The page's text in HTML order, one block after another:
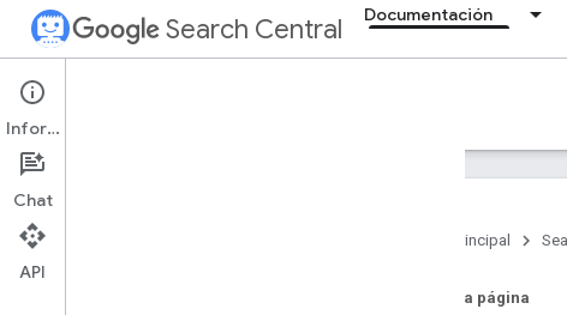
Search Central Documentación
Documentation
Página principal
En esta página
Información
Chat
API